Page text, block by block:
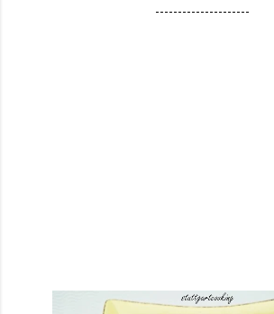
---------------------